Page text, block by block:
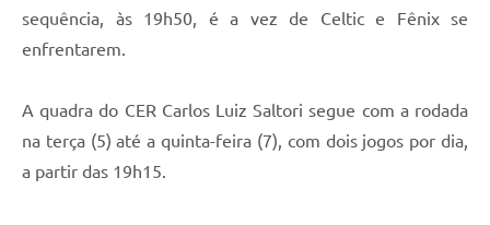
Arquivos para Download
Galeria de Vídeos
Contas Públicas
Legislação
sequência, às 19h50, é a vez de Celtic e Fênix se
enfrentarem.
A quadra do CER Carlos Luiz Saltori segue com a rodada
na terça (5) até a quinta-feira (7), com dois jogos por dia,
a partir das 19h15.